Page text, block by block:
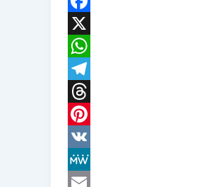
F
a
c
e
b
o
o
k
X
W
h
a
t
s
A
T
e
e
g
T
h
r
e
P
i
n
V
K
M